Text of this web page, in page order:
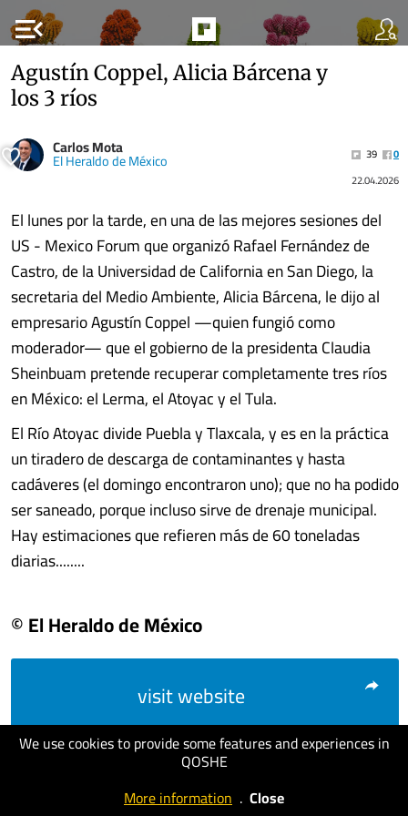
menu_open
We use cookies to provide some features and experiences in
QOSHE
More information . Close
Agustín Coppel, Alicia Bárcena y
los 3 ríos
Carlos Mota
El Heraldo de México 39
0
22.04.2026
El lunes por la tarde, en una de las mejores sesiones del
US - Mexico Forum que organizó Rafael Fernández de
Castro, de la Universidad de California en San Diego, la
secretaria del Medio Ambiente, Alicia Bárcena, le dijo al
empresario Agustín Coppel —quien fungió como
moderador— que el gobierno de la presidenta Claudia
Sheinbuam pretende recuperar completamente tres ríos
en México: el Lerma, el Atoyac y el Tula.
El Río Atoyac divide Puebla y Tlaxcala, y es en la práctica
un tiradero de descarga de contaminantes y hasta
cadáveres (el domingo encontraron uno); que no ha podido
ser saneado, porque incluso sirve de drenaje municipal.
Hay estimaciones que refieren más de 60 toneladas
diarias........
© El Heraldo de México
visit website